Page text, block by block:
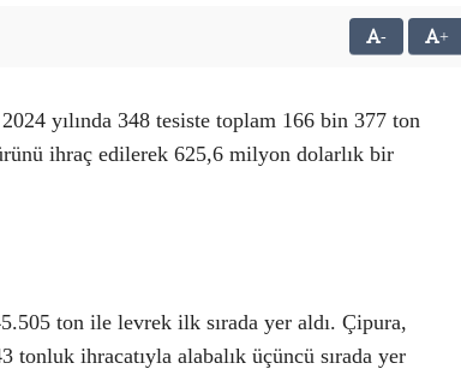
- +
yılında 348 tesiste toplam 166 bin 377 ton
ihraç edilerek 625,6 milyon dolarlık bir
ton ile levrek ilk sırada yer aldı. Çipura,
ihracatıyla alabalık üçüncü sırada yer